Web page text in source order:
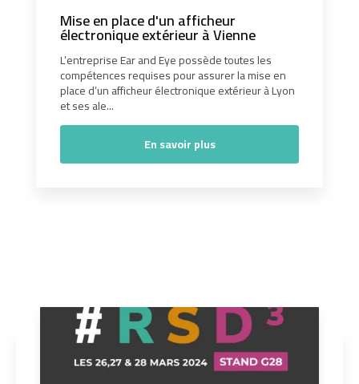
Mise en place d'un afficheur
électronique extérieur à Vienne
L’entreprise Ear and Eye possède toutes les
compétences requises pour assurer la mise en
place d’un afficheur électronique extérieur à Lyon
et ses ale...
En savoir plus